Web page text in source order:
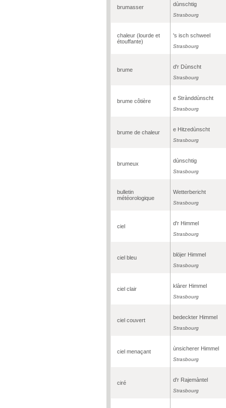
brumasser dùnschtig
Strasbourg
chaleur (lourde et
étouffante)
's isch schweel
Strasbourg
brume d'r Dùnscht
Strasbourg
brume côtière e Strànddùnscht
Strasbourg
brume de chaleur e Hitzedùnscht
Strasbourg
brumeux dùnschtig
Strasbourg
bulletin
météorologique
Wetterbericht
Strasbourg
ciel d'r Himmel
Strasbourg
ciel bleu blöjer Himmel
Strasbourg
ciel clair klàrer Himmel
Strasbourg
ciel couvert bedeckter Himmel
Strasbourg
ciel menaçant ùnsicherer Himmel
Strasbourg
ciré d'r Rajemàntel
Strasbourg